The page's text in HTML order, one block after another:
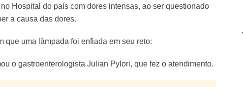
Hospital do país com dores intensas, ao ser questionado
a causa das dores.
que uma lâmpada foi enfiada em seu reto:
o gastroenterologista Julian Pylori, que fez o atendimento.